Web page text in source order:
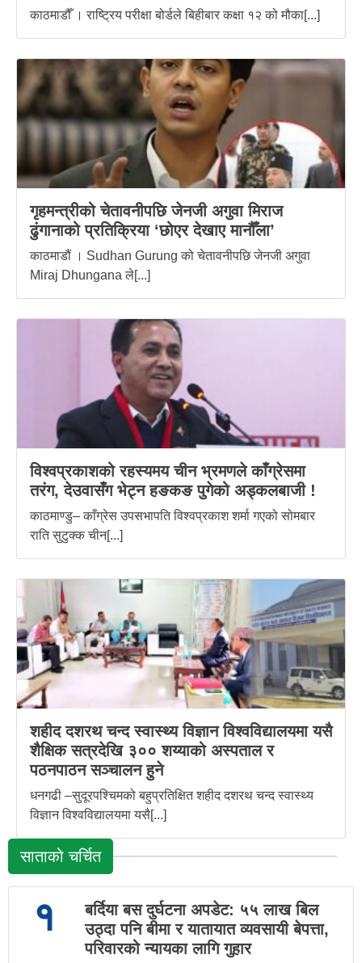
काठमाडौँ । राष्ट्रिय परीक्षा बोर्डले बिहीबार कक्षा १२ को मौका[...]
गृहमन्त्रीको चेतावनीपछि जेनजी अगुवा मिराज
ढुंगानाको प्रतिक्रिया ‘छोएर देखाए मानौँला’
काठमाडौं । Sudhan Gurung को चेतावनीपछि जेनजी अगुवा
Miraj Dhungana ले[...]
विश्वप्रकाशको रहस्यमय चीन भ्रमणले काँग्रेसमा
तरंग, देउवासँग भेट्न हङकङ पुगेको अड्कलबाजी !
काठमाण्डु– काँग्रेस उपसभापति विश्वप्रकाश शर्मा गएको सोमबार
राति सुटुक्क चीन[...]
शहीद दशरथ चन्द स्वास्थ्य विज्ञान विश्वविद्यालयमा यसै
शैक्षिक सत्रदेखि ३०० शय्याको अस्पताल र
पठनपाठन सञ्चालन हुने
धनगढी –सुदूरपश्चिमको बहुप्रतिक्षित शहीद दशरथ चन्द स्वास्थ्य
विज्ञान विश्वविद्यालयमा यसै[...]
साताको चर्चित
१
बर्दिया बस दुर्घटना अपडेट: ५५ लाख बिल
उठ्दा पनि बीमा र यातायात व्यवसायी बेपत्ता,
परिवारको न्यायका लागि गुहार